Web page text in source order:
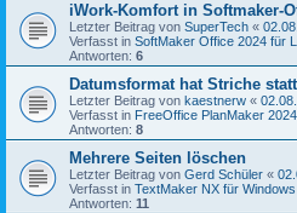
iWork-Komfort in Softmaker-
Letzter Beitrag von SuperTech «
Verfasst in SoftMaker Office 2024 für
Antworten: 6
Datumsformat hat Striche
Letzter Beitrag von kaestnerw «
Verfasst in FreeOffice PlanMaker
Antworten: 8
Mehrere Seiten löschen
Letzter Beitrag von Gerd Schüler «
Verfasst in TextMaker NX für Windows
Antworten: 11